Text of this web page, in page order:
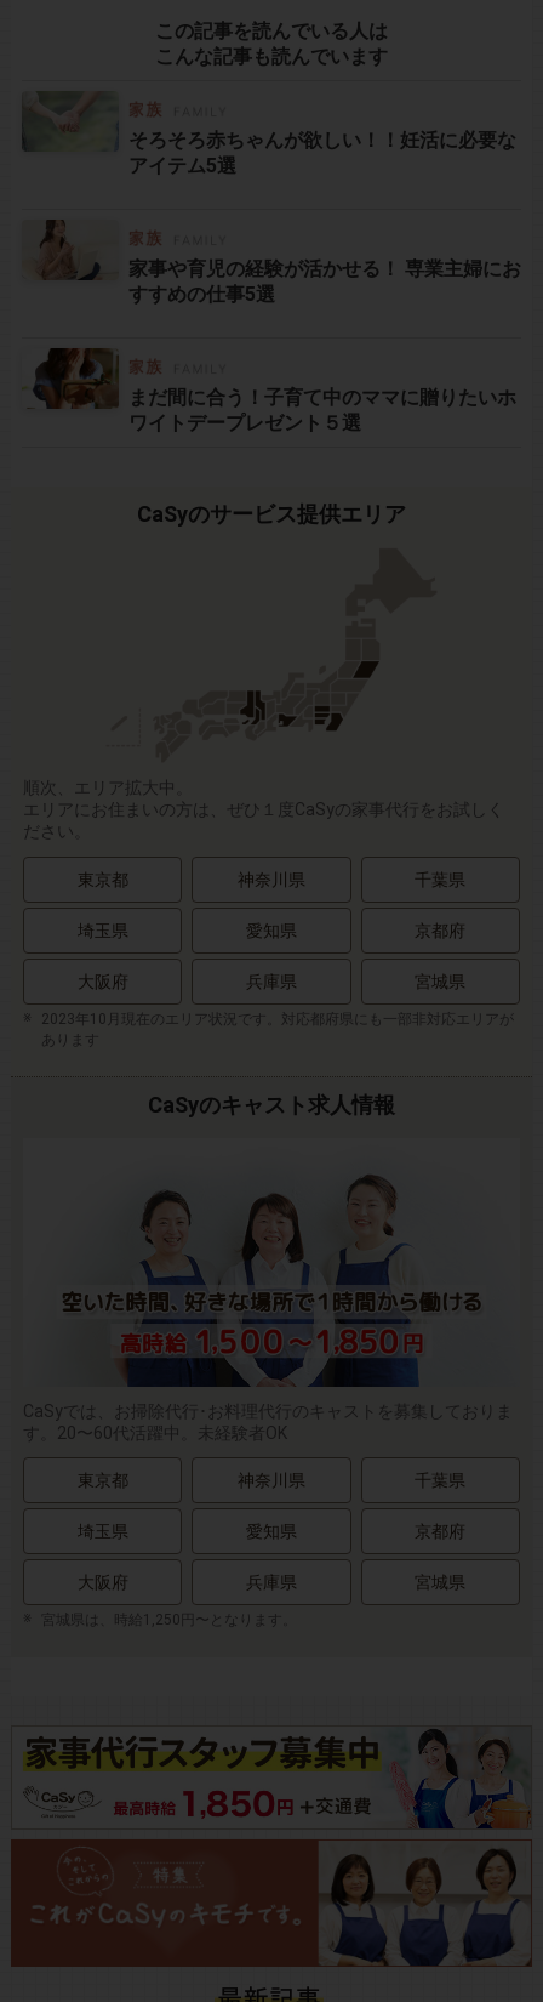
この記事を読んでいる人は
こんな記事も読んでいます
そろそろ赤ちゃんが欲しい！！妊活に必要な
アイテム5選
家事や育児の経験が活かせる！ 専業主婦にお
すすめの仕事5選
まだ間に合う！子育て中のママに贈りたいホ
ワイトデープレゼント５選
CaSyのサービス提供エリア
順次、エリア拡大中。
エリアにお住まいの方は、ぜひ１度CaSyの家事代行をお試しく
ださい。
東京都 神奈川県 千葉県
埼玉県 愛知県 京都府
大阪府 兵庫県 宮城県
2023年10月現在のエリア状況です。対応都府県にも一部非対応エリアが
あります
CaSyのキャスト求人情報
CaSyでは、お掃除代行･お料理代行のキャストを募集しておりま
す。20〜60代活躍中。未経験者OK
東京都 神奈川県 千葉県
埼玉県 愛知県 京都府
大阪府 兵庫県 宮城県
宮城県は、時給1,250円〜となります。